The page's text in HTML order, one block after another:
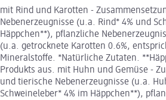
mit Rind und Karotten -
Nebenerzeugnisse (u.a. Rind* 4% und
Häppchen**), pflanzliche
(u.a. getrocknete Karotten 0.6%,
Mineralstoffe. *Natürliche Zutaten.
Produkts aus. mit Huhn und Gemüse -
und tierische Nebenerzeugnisse (u.a.
Schweineleber* 4% im Häppchen**),